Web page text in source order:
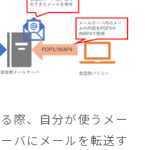
際、自分が使うメー
バにメールを転送す